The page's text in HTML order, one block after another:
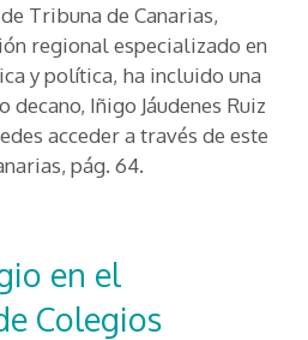
Tribuna de Canarias,
regional especializado en
y política, ha incluido una
Iñigo Jáudenes Ruiz
acceder a través de este
pág. 64.
en el
Colegios